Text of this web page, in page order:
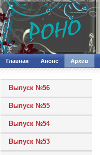
Главная Анонс Архив
Выпуск №56
Выпуск №55
Выпуск №54
Выпуск №53